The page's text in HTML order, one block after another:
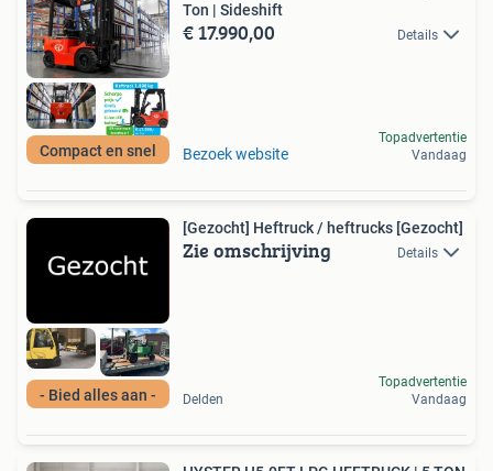
Compact en snel
Ton | Sideshift
€ 17.990,00 Details
Bezoek website
Topadvertentie
Vandaag
- Bied alles aan -
[Gezocht] Heftruck / heftrucks [Gezocht]
Zie omschrijving Details
Delden
Topadvertentie
Vandaag